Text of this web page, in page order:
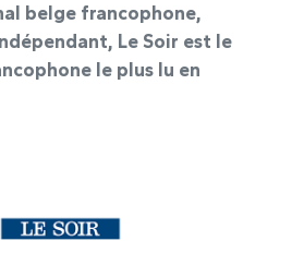
belge francophone,
Le Soir est le
le plus lu en